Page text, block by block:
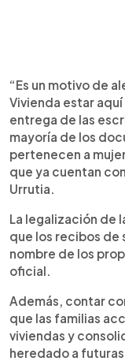
“Es un motivo de
Vivienda estar
entrega de las
mayoría de los
pertenecen a
que ya cuentan
Urrutia.
La legalización de
que los recibos de
nombre de los
oficial.
Además, contar
que las familias
viviendas y
heredado a